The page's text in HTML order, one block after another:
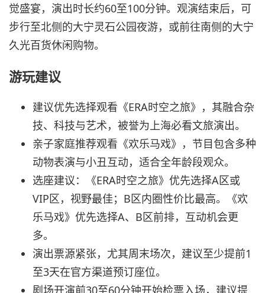
觉盛宴，演出时长约60至100分钟。观演结束后，可
步行至北侧的大宁灵石公园夜游，或前往南侧的大宁
久光百货休闲购物。
游玩建议
建议优先选择观看《ERA时空之旅》，其融合杂
技、科技与艺术，被誉为上海必看文旅演出。
亲子家庭推荐观看《欢乐马戏》，节目包含多种
动物表演与小丑互动，适合全年龄段观众。
选座建议：《ERA时空之旅》优先选择A区或
VIP区，视野最佳；B区内圈性价比最高。《欢
乐马戏》优先选择A、B区前排，互动机会更
多。
演出票源紧张，尤其周末场次，建议至少提前1
至3天在官方渠道预订座位。